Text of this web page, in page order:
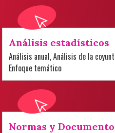
Análisis estadísticos
Análisis anual, Análisis de la
Enfoque temático
Normas y